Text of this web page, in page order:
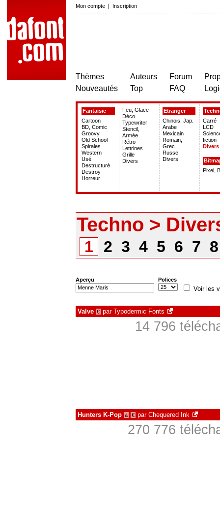
Mon compte | Inscription
Thèmes
Nouveautés
Auteurs
Top
Forum
FAQ
Fantaisie
Cartoon
BD, Comic
Groovy
Old School
Spirales
Western
Usé
Destructuré
Destroy
Horreur
Feu, Glace
Déco
Typewriter
Stencil,
Armée
Rétro
Lettrines
Grille
Divers
Etranger
Chinois, Jap.
Arabe
Mexicain
Romain,
Grec
Russe
Divers
Carré
LCD
fiction
Divers
Pixel,
Techno >
1 2 3 4 5 6 7
Aperçu Polices
Voir les
Valve € par Typodermic Fonts
14 796
Hunters K-Pop à € par Chequered Ink
270 776